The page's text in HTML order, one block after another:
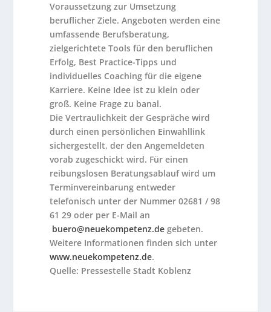
Voraussetzung zur Umsetzung
beruflicher Ziele. Angeboten werden eine
umfassende Berufsberatung,
zielgerichtete Tools für den beruflichen
Erfolg, Best Practice-Tipps und
individuelles Coaching für die eigene
Karriere. Keine Idee ist zu klein oder
groß. Keine Frage zu banal.
Die Vertraulichkeit der Gespräche wird
durch einen persönlichen Einwahllink
sichergestellt, der den Angemeldeten
vorab zugeschickt wird. Für einen
reibungslosen Beratungsablauf wird um
Terminvereinbarung entweder
telefonisch unter der Nummer 02681 / 98
61 29 oder per E-Mail an
buero@neuekompetenz.de gebeten.
Weitere Informationen finden sich unter
www.neuekompetenz.de.
Quelle: Pressestelle Stadt Koblenz